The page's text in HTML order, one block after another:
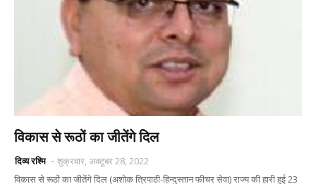
विकास से रूठों का जीतेंगे दिल
दिव्य रश्मि
शुक्रवार, अक्टूबर 28, 2022
विकास से रूठों का जीतेंगे दिल (अशोक त्रिपाठी-हिन्दुस्तान फीचर सेवा) राज्य की हारी हुई 23